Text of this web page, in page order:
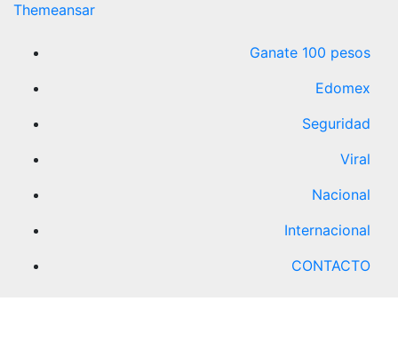
Themeansar
Ganate 100 pesos
Edomex
Seguridad
Viral
Nacional
Internacional
CONTACTO